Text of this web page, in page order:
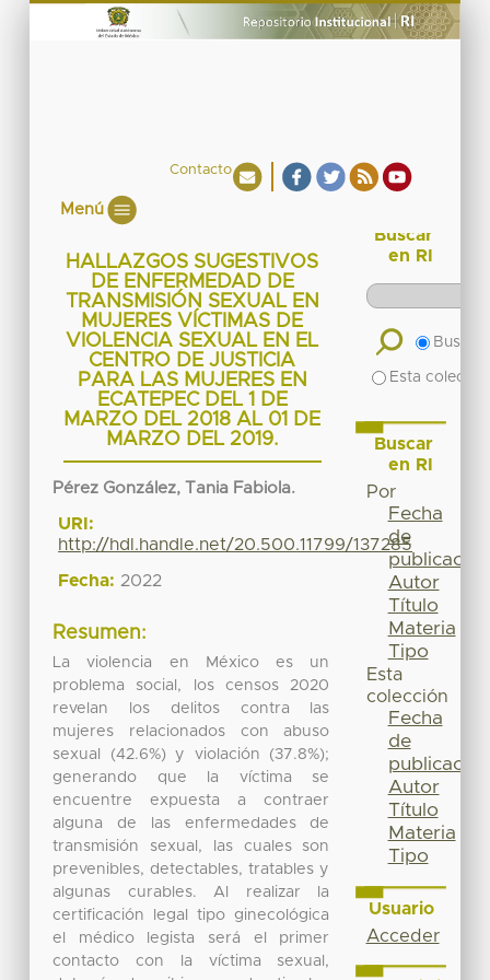
Contacto
Menú
HALLAZGOS SUGESTIVOS
DE ENFERMEDAD DE
TRANSMISIÓN SEXUAL EN
MUJERES VÍCTIMAS DE
VIOLENCIA SEXUAL EN EL
CENTRO DE JUSTICIA
PARA LAS MUJERES EN
ECATEPEC DEL 1 DE
MARZO DEL 2018 AL 01 DE
MARZO DEL 2019.
Pérez González, Tania Fabiola.
URI:
http://hdl.handle.net/20.500.11799/137285
Fecha: 2022
Resumen:
La violencia en México es un
problema social, los censos 2020
revelan los delitos contra las
mujeres relacionados con abuso
sexual (42.6%) y violación (37.8%);
generando que la víctima se
encuentre expuesta a contraer
alguna de las enfermedades de
transmisión sexual, las cuales son
prevenibles, detectables, tratables y
algunas curables. Al realizar la
certificación legal tipo ginecológica
el médico legista será el primer
contacto con la víctima sexual,
Buscar
en RI
Buscar
Esta
Buscar
en RI
Por
Fecha
de
publicación
Autor
Título
Materia
Tipo
Esta
colección
Fecha
de
publicación
Autor
Título
Materia
Tipo
Usuario
Acceder